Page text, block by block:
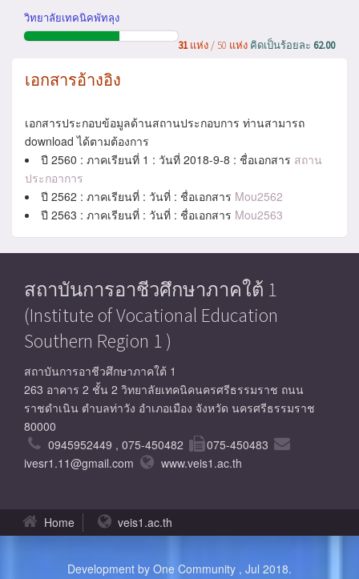
วิทยาลัยเทคนิคพัทลุง
31แห่ง / 50 แห่ง คิดเป็นร้อยละ 62.00
เอกสารอ้างอิง
เอกสารประกอบข้อมูลด้านสถานประกอบการ ท่านสามารถ
download ได้ตามต้องการ
ปี 2560 : ภาคเรียนที่ 1 : วันที่ 2018-9-8 : ชื่อเอกสาร สถาน
ประกอาการ
ปี 2562 : ภาคเรียนที่ : วันที่ : ชื่อเอกสาร Mou2562
ปี 2563 : ภาคเรียนที่ : วันที่ : ชื่อเอกสาร Mou2563
สถาบันการอาชีวศึกษาภาคใต้ 1
(Institute of Vocational Education
Southern Region 1 )
สถาบันการอาชีวศึกษาภาคใต้ 1
263 อาคาร 2 ชั้น 2 วิทยาลัยเทคนิคนครศรีธรรมราช ถนน
ราชดำเนิน ตำบลท่าวัง อำเภอเมือง จังหวัด นครศรีธรรมราช
80000
0945952449 , 075-450482
075-450483
ivesr1.11@gmail.com
www.veis1.ac.th
Home veis1.ac.th
Development by One Community , Jul 2018.